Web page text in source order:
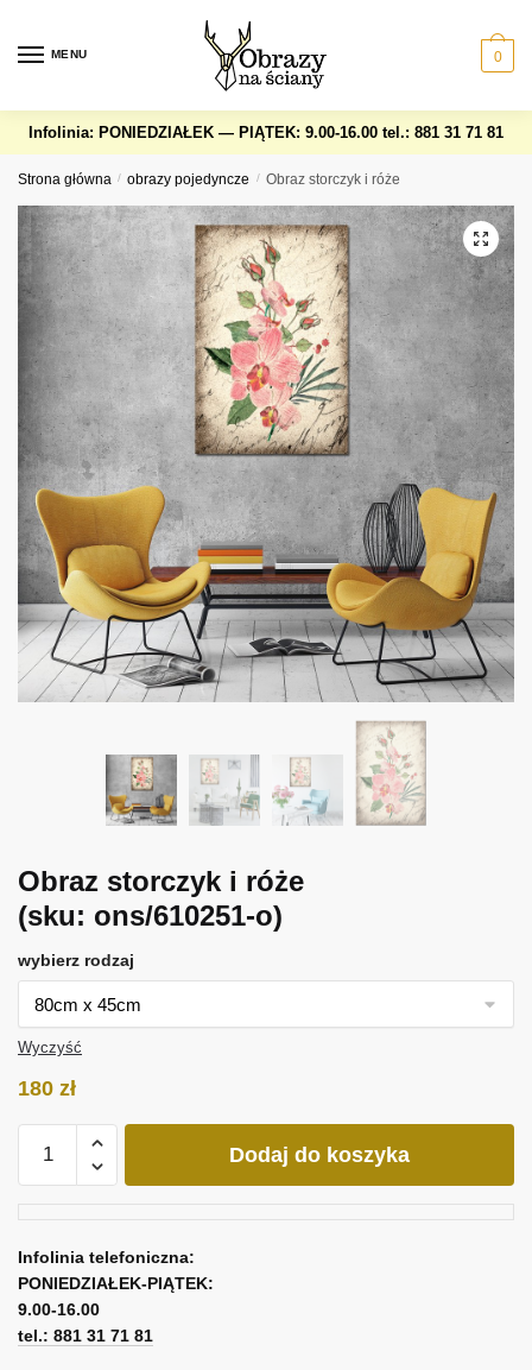
navigation
content
MENU 0
Infolinia: PONIEDZIAŁEK — PIĄTEK: 9.00-16.00 tel.: 881 31 71 81
Strona główna / obrazy pojedyncze / Obraz storczyk i róże
Obraz storczyk i róże
(sku: ons/610251-o)
wybierz rodzaj
Wyczyść
180 zł
Obraz
róże
Dodaj do koszyka
Infolinia telefoniczna:
PONIEDZIAŁEK-PIĄTEK:
9.00-16.00
tel.: 881 31 71 81